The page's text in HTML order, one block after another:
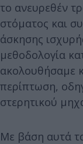
το ανευρεθέν
στόματος και
άσκησης
μεθοδολογία
ακολουθήσαμε
περίπτωση,
στερητικού
Με βάση αυτά